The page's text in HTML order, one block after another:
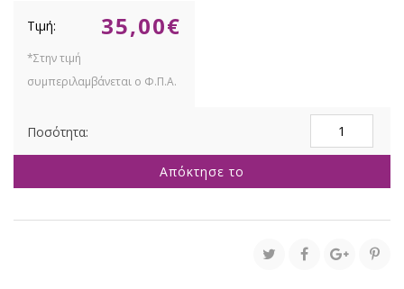
35,00€
ΑΨΙΔΑ
ΚΗΡΟΠΗΓΙΟ
TOUCH
Απόκτησε το